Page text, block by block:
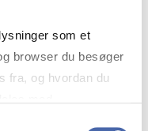
som et
browser du besøger
fra, og hvordan du